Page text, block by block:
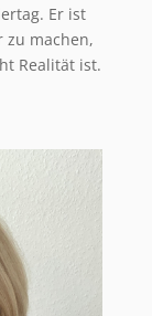
Er ist
zu machen,
Realität ist.